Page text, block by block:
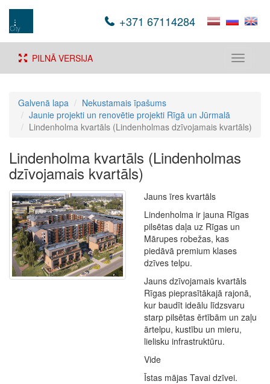
+371 67114284
Toggle
PILNĀ VERSIJA
Galvenā lapa
Nekustamais īpašums
Jaunie projekti un renovētie projekti Rīgā un Jūrmalā
Lindenholma kvartāls (Lindenholmas dzīvojamais kvartāls)
Lindenholma kvartāls (Lindenholmas
dzīvojamais kvartāls)
Jauns īres kvartāls
Lindenholma ir jauna Rīgas
pilsētas daļa uz Rīgas un
Mārupes robežas, kas
piedāvā premium klases
dzīves telpu.
Jauns dzīvojamais kvartāls
Rīgas pieprasītākajā rajonā,
kur baudīt ideālu līdzsvaru
starp pilsētas ērtībām un zaļu
ārtelpu, kustību un mieru,
lielisku infrastruktūru.
Vide
Īstas mājas Tavai dzīvei.